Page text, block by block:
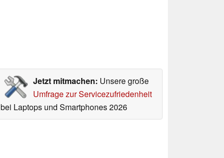
Jetzt mitmachen: Unsere große
Umfrage zur Servicezufriedenheit
bei Laptops und Smartphones 2026